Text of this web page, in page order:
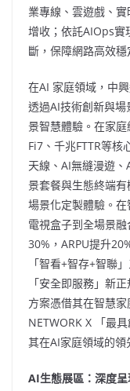
業專線、雲遊戲、
增收；依託AIOps實
斷，保障網路高效穩
在AI 家庭領域，中
透過AI技術創新與
景智慧體驗 。 在家庭
Fi7、千兆FTTR等
天線、AI無縫漫遊
景套餐與生態終端
場景化定製體驗。
電視盒子到全場景
30%，ARPU提升
「智看+智存+智聯
「安全即服務」新
方案憑借其在智慧
NETWORK X 「最
其在AI家庭領域的領
AI生態展區：深度